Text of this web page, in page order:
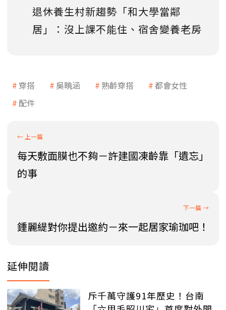
退休養生村新趨勢「和大學當鄰
居」：沒上課不能住、宿舍變養老房
穿搭 吳曉涵 熟齡穿搭
都會女性
配件
每天敷面膜也不夠－許建國凍齡靠「遺忘」
的事
鍾麗緹對你提出邀約－來一起居家瑜珈吧！
延伸閱讀
斥千萬守護91年歷史！台南